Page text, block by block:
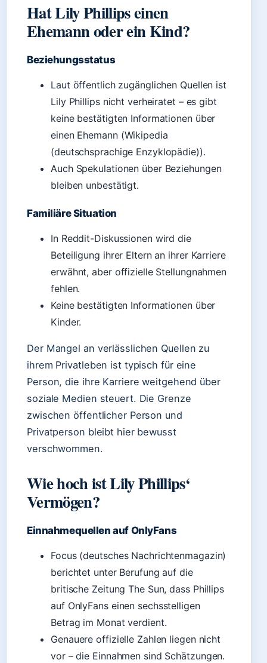
Hat Lily Phillips einen
Ehemann oder ein Kind?
Beziehungsstatus
Laut öffentlich zugänglichen Quellen ist
Lily Phillips nicht verheiratet – es gibt
keine bestätigten Informationen über
einen Ehemann (Wikipedia
(deutschsprachige Enzyklopädie)).
Auch Spekulationen über Beziehungen
bleiben unbestätigt.
Familiäre Situation
In Reddit-Diskussionen wird die
Beteiligung ihrer Eltern an ihrer Karriere
erwähnt, aber offizielle Stellungnahmen
fehlen.
Keine bestätigten Informationen über
Kinder.
Der Mangel an verlässlichen Quellen zu
ihrem Privatleben ist typisch für eine
Person, die ihre Karriere weitgehend über
soziale Medien steuert. Die Grenze
zwischen öffentlicher Person und
Privatperson bleibt hier bewusst
verschwommen.
Wie hoch ist Lily Phillips‘
Vermögen?
Einnahmequellen auf OnlyFans
Focus (deutsches Nachrichtenmagazin)
berichtet unter Berufung auf die
britische Zeitung The Sun, dass Phillips
auf OnlyFans einen sechsstelligen
Betrag im Monat verdient.
Genauere offizielle Zahlen liegen nicht
vor – die Einnahmen sind Schätzungen.